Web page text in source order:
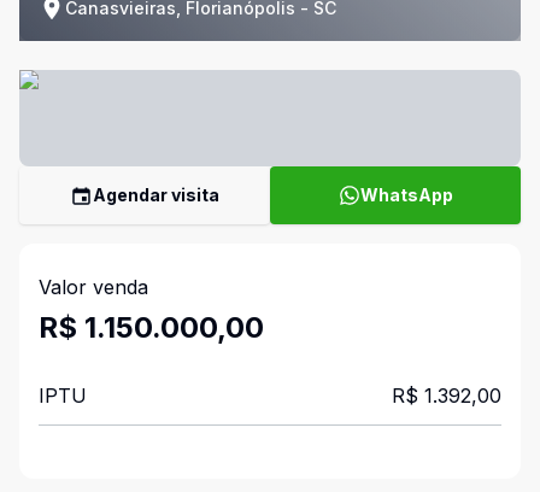
Canasvieiras, Florianópolis - SC
Agendar visita WhatsApp
Valor venda
R$ 1.150.000,00
IPTU R$ 1.392,00